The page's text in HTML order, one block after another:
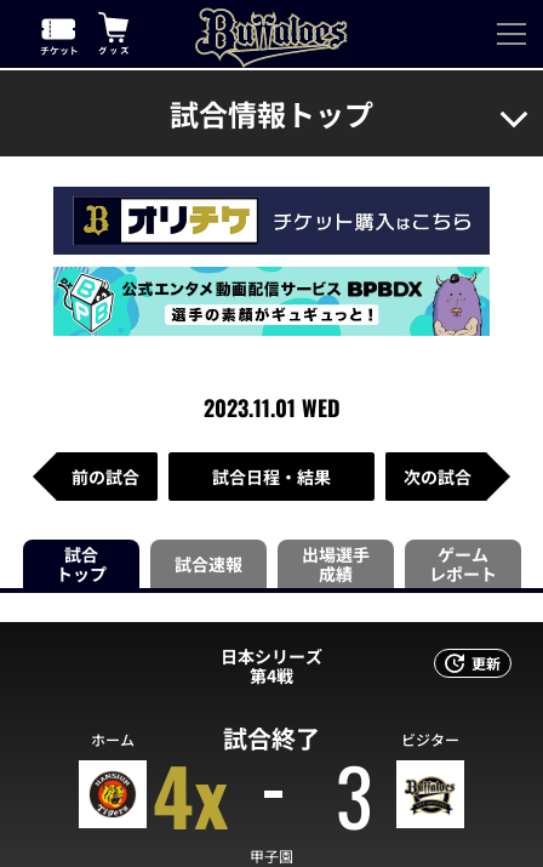
試合情報トップ
2023.11.01 WED
前の試合 試合日程・結果 次の試合
試合
トップ
試合速報
出場選手
成績
ゲーム
レポート
更新
日本シリーズ
第4戦
試合終了
ホーム 4x 3 ビジター
甲子園